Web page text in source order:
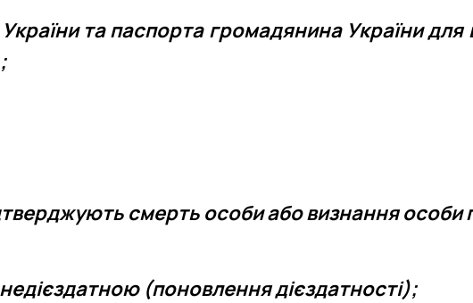
та паспорта громадянина України
смерть особи або визнання
(поновлення дієздатності);